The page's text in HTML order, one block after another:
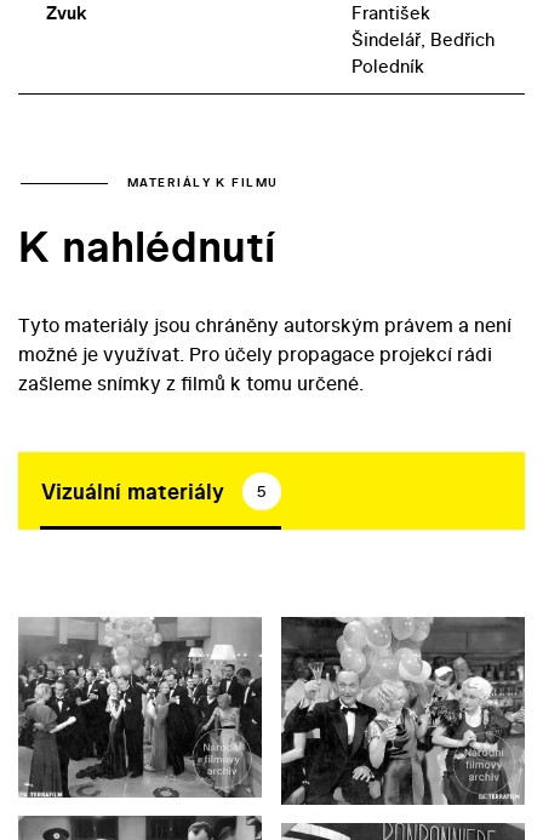
Zvuk
František
Šindelář, Bedřich
Poledník
MATERIÁLY K FILMU
K nahlédnutí
Tyto materiály jsou chráněny autorským právem a není
možné je využívat. Pro účely propagace projekcí rádi
zašleme snímky z filmů k tomu určené.
Vizuální materiály 5